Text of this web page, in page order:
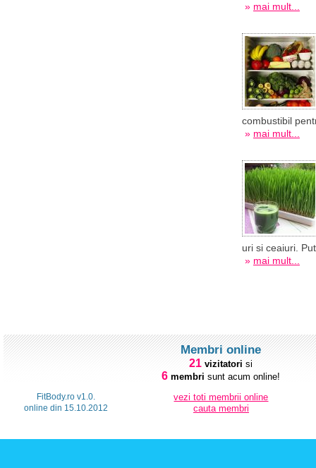
» mai mult...
combustibil
» mai mult...
uri si ceaiuri.
» mai mult...
FitBody.ro v1.0.
online din 15.10.2012
Membri online
21 vizitatori si
6 membri sunt acum online!
vezi toti membrii online
cauta membri